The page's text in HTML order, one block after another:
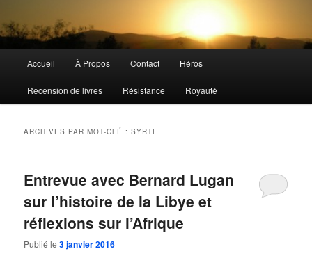
principal
Accueil À Propos Contact Héros
Recension de livres Résistance Royauté
ARCHIVES PAR MOT-CLÉ :SYRTE
Entrevue avec Bernard Lugan
sur l’histoire de la Libye et
réflexions sur l’Afrique
Publié le3 janvier 2016